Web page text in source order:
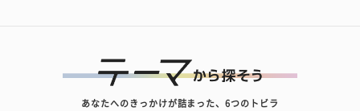
あなたへのきっかけが詰まった、6つのトビラ